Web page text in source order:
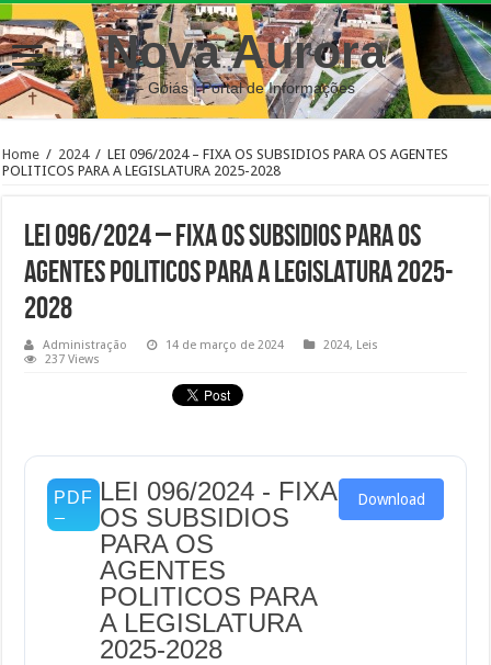
Nova Aurora
– Goiás | Portal de Informações
Home / 2024 / LEI 096/2024 – FIXA OS SUBSIDIOS PARA OS AGENTES
POLITICOS PARA A LEGISLATURA 2025-2028
LEI 096/2024 – FIXA OS SUBSIDIOS PARA OS
AGENTES POLITICOS PARA A LEGISLATURA 2025-
2028
Administração 14 de março de 2024 2024, Leis
237 Views
LEI 096/2024 - FIXA
OS SUBSIDIOS
PARA OS
AGENTES
POLITICOS PARA
A LEGISLATURA
2025-2028
Download